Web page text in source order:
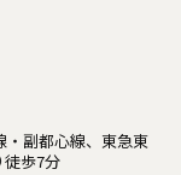
・副都心線、東急東
歩7分